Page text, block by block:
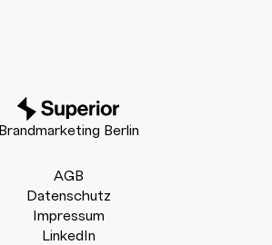
Brandmarketing Berlin
AGB
Datenschutz
Impressum
LinkedIn